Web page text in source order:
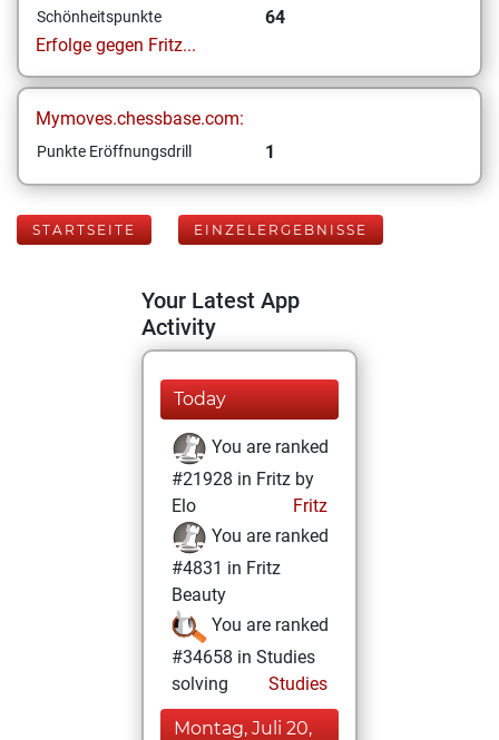
Schönheitspunkte
64
Erfolge gegen Fritz...
Mymoves.chessbase.com:
Punkte Eröffnungsdrill 1
STARTSEITE EINZELERGEBNISSE
Your Latest App
Activity
Today
You are ranked
#21928 in Fritz by
Elo
Fritz
You are ranked
#4831 in Fritz
Beauty
You are ranked
#34658 in Studies
solving
Studies
Montag, Juli 20,